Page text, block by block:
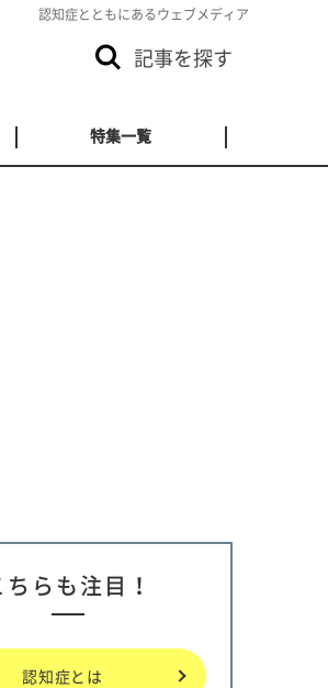
認知症とともにあるウェブメディア
記事を探す
特集一覧
ちらも注目！
認知症とは